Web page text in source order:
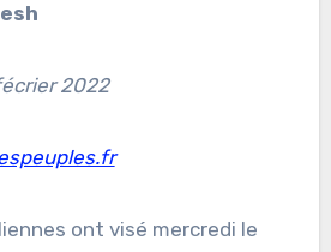
2022
ont visé mercredi le